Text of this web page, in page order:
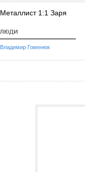
Металлист 1:1 Заря
ЛЮДИ
Владимир Гоменюк